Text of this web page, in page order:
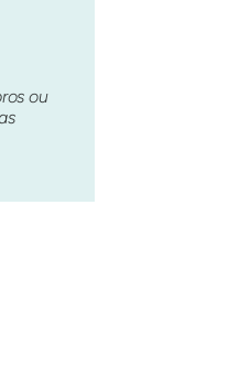
ou